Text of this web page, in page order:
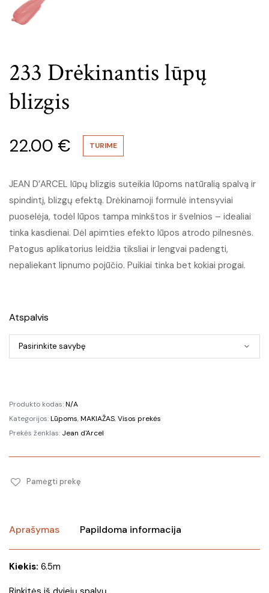
233 Drėkinantis lūpų
blizgis
22.00 € TURIME
JEAN D’ARCEL lūpų blizgis suteikia lūpoms natūralią spalvą ir
spindintį, blizgų efektą. Drėkinamoji formulė intensyviai
puoselėja, todėl lūpos tampa minkštos ir švelnios – idealiai
tinka kasdienai. Dėl apimties efekto lūpos atrodo pilnesnės.
Patogus aplikatorius leidžia tiksliai ir lengvai padengti,
nepaliekant lipnumo pojūčio. Puikiai tinka bet kokiai progai.
Atspalvis
Produkto kodas:N/A
Kategorijos:Lūpoms,MAKIAŽAS,Visos prekės
Prekės ženklas: Jean d'Arcel
Pamėgti prekę
Aprašymas Papildoma informacija
Kiekis: 6.5m